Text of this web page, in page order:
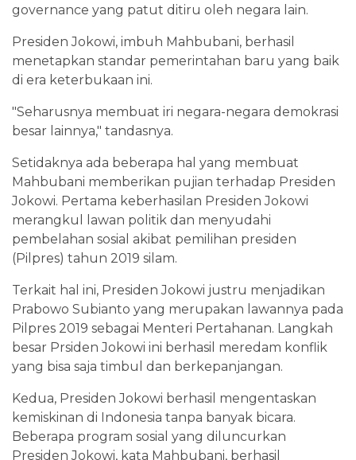
governance yang patut ditiru oleh negara lain.
Presiden Jokowi, imbuh Mahbubani, berhasil
menetapkan standar pemerintahan baru yang baik
di era keterbukaan ini.
"Seharusnya membuat iri negara-negara demokrasi
besar lainnya," tandasnya.
Setidaknya ada beberapa hal yang membuat
Mahbubani memberikan pujian terhadap Presiden
Jokowi. Pertama keberhasilan Presiden Jokowi
merangkul lawan politik dan menyudahi
pembelahan sosial akibat pemilihan presiden
(Pilpres) tahun 2019 silam.
Terkait hal ini, Presiden Jokowi justru menjadikan
Prabowo Subianto yang merupakan lawannya pada
Pilpres 2019 sebagai Menteri Pertahanan. Langkah
besar Prsiden Jokowi ini berhasil meredam konflik
yang bisa saja timbul dan berkepanjangan.
Kedua, Presiden Jokowi berhasil mengentaskan
kemiskinan di Indonesia tanpa banyak bicara.
Beberapa program sosial yang diluncurkan
Presiden Jokowi, kata Mahbubani, berhasil